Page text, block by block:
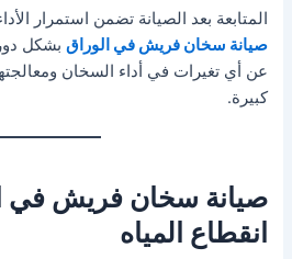
المتابعة بعد الصيانة تضمن استمرار
صيانة سخان فريش في الوراق بشكل
عن أي تغيرات في أداء السخان
كبيرة.
صيانة سخان فريش في
انقطاع المياه